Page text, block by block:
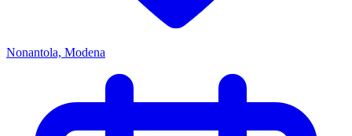
Nonantola, Modena